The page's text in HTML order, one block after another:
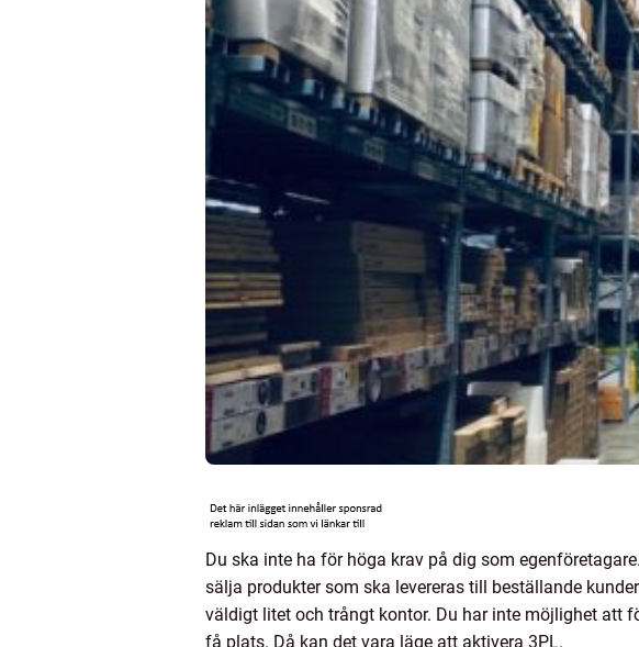
Du ska inte ha för höga krav på dig som
sälja produkter som ska levereras till beställande
väldigt litet och trångt kontor. Du har inte möjlighet att
få plats. Då kan det vara läge att aktivera 3PL.